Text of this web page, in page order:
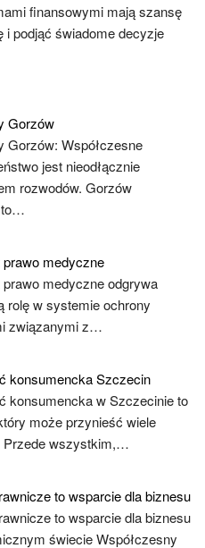
finansowymi mają szansę
i podjąć świadome decyzje
Gorzów
Gorzów: Współczesne
jest nieodłącznie
rozwodów. Gorzów
medyczne
medyczne odgrywa
rolę w systemie ochrony
związanymi z…
konsumencka Szczecin
konsumencka w Szczecinie to
może przynieść wiele
Przede wszystkim,…
to wsparcie dla biznesu
to wsparcie dla biznesu
świecie Współczesny